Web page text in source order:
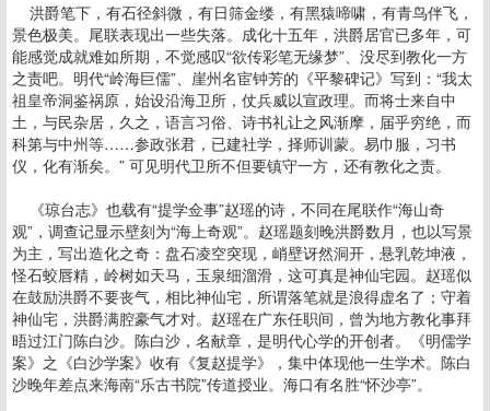
洪爵笔下，有石径斜微，有日筛金缕，有黑猿啼啸，有青鸟伴飞，
景色极美。尾联表现出一些失落。成化十五年，洪爵居官已多年，可
能感觉成就难如所期，不觉感叹“欲传彩笔无缘梦”、没尽到教化一方
之责吧。明代“岭海巨儒”、崖州名宦钟芳的《平黎碑记》写到：“我太
祖皇帝洞鉴祸原，始设沿海卫所，仗兵威以宣政理。而将士来自中
土，与民杂居，久之，语言习俗、诗书礼让之风渐摩，届乎穷绝，而
科第与中州等……参政张君，已建社学，择师训蒙。易巾服，习书
仪，化有渐矣。” 可见明代卫所不但要镇守一方，还有教化之责。
《琼台志》也载有“提学佥事”赵瑶的诗，不同在尾联作“海山奇
观”，调查记显示壁刻为“海上奇观”。赵瑶题刻晚洪爵数月，也以写景
为主，写出造化之奇：盘石凌空突现，峭壁讶然洞开，悬乳乾坤液，
怪石蛟唇精，岭树如天马，玉泉细溜滑，这可真是神仙宅园。赵瑶似
在鼓励洪爵不要丧气，相比神仙宅，所谓落笔就是浪得虚名了；守着
神仙宅，洪爵满腔豪气才对。赵瑶在广东任职间，曾为地方教化事拜
晤过江门陈白沙。陈白沙，名献章，是明代心学的开创者。《明儒学
案》之《白沙学案》收有《复赵提学》，集中体现他一生学术。陈白
沙晚年差点来海南“乐古书院”传道授业。海口有名胜“怀沙亭”。